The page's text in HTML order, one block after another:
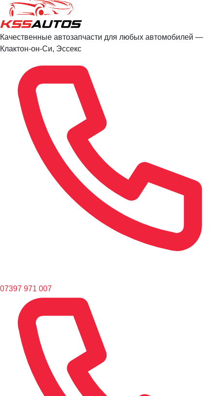
Качественные автозапчасти для любых автомобилей —
Клактон-он-Си, Эссекс
07397 971 007